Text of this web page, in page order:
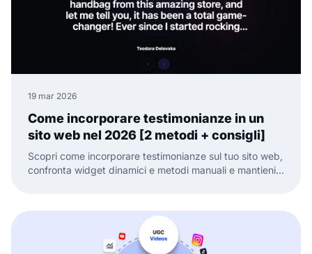
19 mar 2026
Come incorporare testimonianze in un
sito web nel 2026 [2 metodi + consigli]
Scopri come incorporare testimonianze sul tuo sito web,
confronta widget dinamici e metodi manuali e mantieni